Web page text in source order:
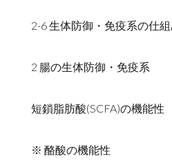
2-6 生体防御・免疫系の仕
2 腸の生体防御・免疫系
短鎖脂肪酸(SCFA)の機能性
※ 酪酸の機能性